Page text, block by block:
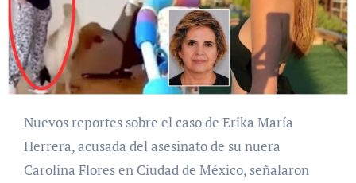
Nuevos reportes sobre el caso de Erika María
Herrera, acusada del asesinato de su nuera
Carolina Flores en Ciudad de México, señalaron